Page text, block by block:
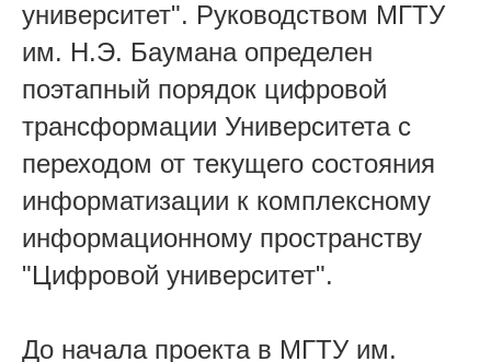
университет". Руководством МГТУ
им. Н.Э. Баумана определен
поэтапный порядок цифровой
трансформации Университета с
переходом от текущего состояния
информатизации к комплексному
информационному пространству
"Цифровой университет".
До начала проекта в МГТУ им.